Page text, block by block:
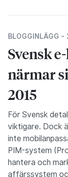
BLOGGINLÄGG -
Svensk
närmar
2015
För Svensk
viktigare. Dock
inte
PIM-system
hantera och
affärssystem